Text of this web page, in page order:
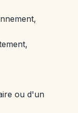
ou d'un